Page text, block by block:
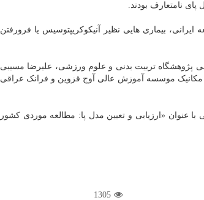
بیماری هایی نظیر آنیکوکریپتوسیس یا فرورفتن
پژوهشگاه تربیت بدنی و علوم ورزشی، علیرضا مسیبی
مکانیک موسسه آموزش عالی آوج قزوین و فرانک عراقی
به صورت مقاله علمی پژوهشی با عنوان «ارزیابی و تعیین مدل پا: مطالعه موردی کشور
1305